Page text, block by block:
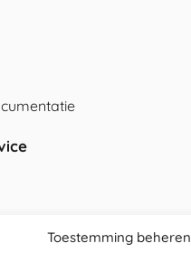
Toestemming beheren